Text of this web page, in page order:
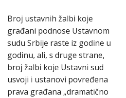
Broj ustavnih žalbi koje
građani podnose Ustavnom
sudu Srbije raste iz godine u
godinu, ali, s druge strane,
broj žalbi koje Ustavni sud
usvoji i ustanovi povređena
prava građana „dramatično